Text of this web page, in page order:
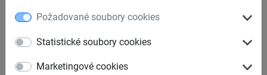
Požadované soubory cookies
Statistické soubory cookies
Marketingové cookies
Kolotoč – Mini Ptačí hnízdo